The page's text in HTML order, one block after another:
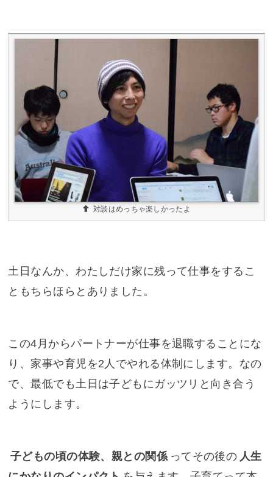
対談はめっちゃ楽しかったよ
土日なんか、わたしだけ家に残って仕事をするこ
ともちらほらとありました。
この4月からパートナーが仕事を退職することにな
り、家事や育児を2人でやれる体制にします。なの
で、最低でも土日は子どもにガッツリと向き合う
ようにします。
子どもの頃の体験、親との関係 ってその後の 人生